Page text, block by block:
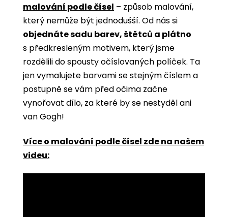
malování podle čísel ­­– způsob malování,
který nemůže být jednodušší. Od nás si
objednáte sadu barev, štětců a plátno
s předkresleným motivem, který jsme
rozdělili do spousty očíslovaných políček. Ta
jen vymalujete barvami se stejným číslem a
postupně se vám před očima začne
vynořovat dílo, za které by se nestyděl ani
van Gogh!
Více o malování podle čísel zde na našem
videu: